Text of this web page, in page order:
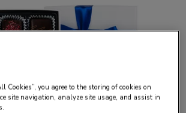
Cookies”, you agree to the storing of cookies on
site navigation, analyze site usage, and assist in